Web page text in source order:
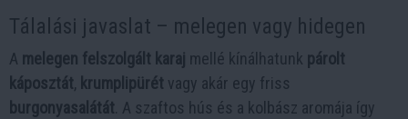
Tálalási javaslat – melegen vagy hidegen
A melegen felszolgált karaj mellé kínálhatunk párolt
káposztát, krumplipürét vagy akár egy friss
burgonyasalátát . A szaftos hús és a kolbász aromája így